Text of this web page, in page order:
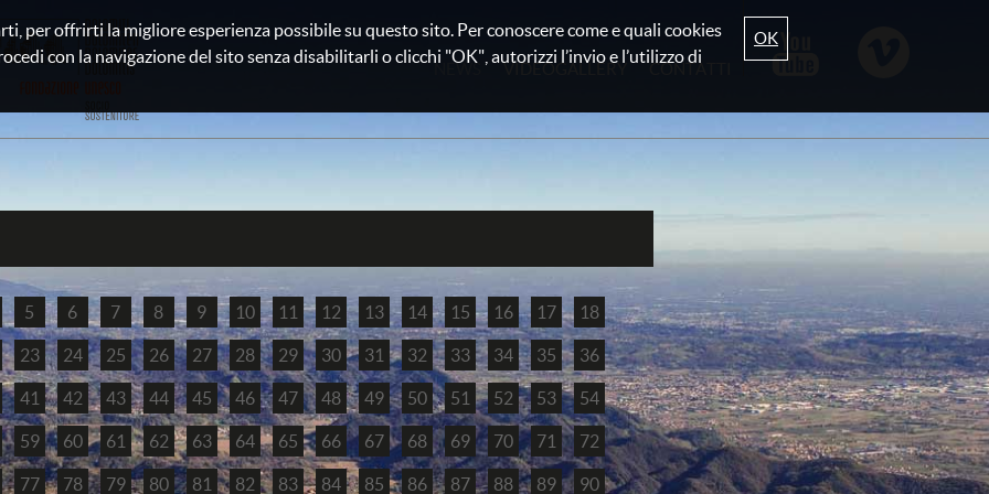
per offrirti la migliore esperienza possibile su questo sito. Per conoscere come e quali cookies
con la navigazione del sito senza disabilitarli o clicchi "OK", autorizzi l’invio e l’utilizzo di
OK
NEWS VIDEOGALLERY CONTATTI
5 6 7 8 9 10 11 12 13 14 15 16 17 18
23 24 25 26 27 28 29 30 31 32 33 34 35 36
41 42 43 44 45 46 47 48 49 50 51 52 53 54
59 60 61 62 63 64 65 66 67 68 69 70 71 72
77 78 79 80 81 82 83 84 85 86 87 88 89 90